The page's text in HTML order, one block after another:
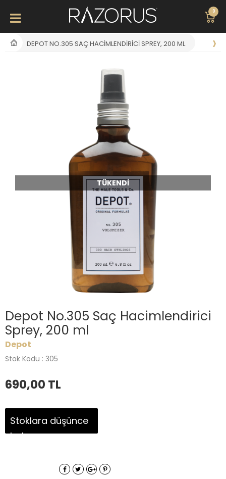
0
DEPOT NO.305 SAÇ HACIMLENDIRICI SPREY, 200 ML
TÜKENDI
Depot No.305 Saç Hacimlendirici
Sprey, 200 ml
Depot
Stok Kodu : 305
690,00 TL
Stoklara düşünce
haber ver